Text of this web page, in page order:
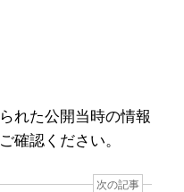
れた公開当時の情報
確認ください。
次の記事